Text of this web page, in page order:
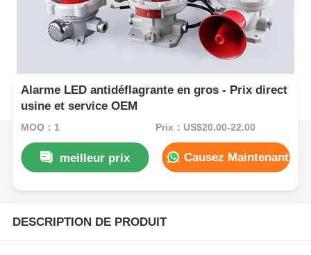
Alarme LED antidéflagrante en gros - Prix direct
usine et service OEM
MOQ：1 Prix：US$20.00-22.00
meilleur prix Causez Maintenant
DESCRIPTION DE PRODUIT